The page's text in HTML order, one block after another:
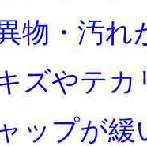
物・汚れ
ズやテカ
ップが